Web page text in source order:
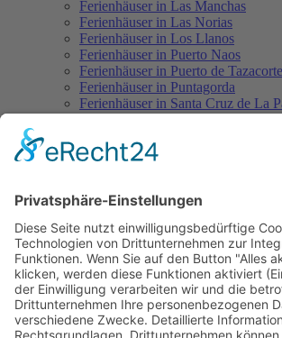
Ferienhäuser in Las Manchas
Ferienhäuser in Las Norias
Ferienhäuser in Los Llanos
Ferienhäuser in Puerto Naos
Ferienhäuser in Puerto de Tazacorte
Ferienhäuser in Puntagorda
Ferienhäuser in Santa Cruz de La
Ferienhäuser in Tijarafe
Führerscheindaten eintragen
Flüge
La Palma Flugplan
Günstige Flüge mit Condor nach
Pauschalreisen
Hotels auf La Palma
Aktuelles
Wissenswertes